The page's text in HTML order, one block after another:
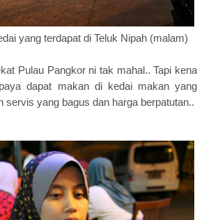
yang terdapat di Teluk Nipah (malam)
Pulau Pangkor ni tak mahal.. Tapi kena
dapat makan di kedai makan yang
servis yang bagus dan harga berpatutan..